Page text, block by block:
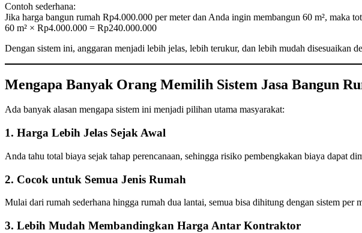
Contoh sederhana:
Jika harga bangun rumah Rp4.000.000 per meter dan Anda ingin membangun 60 m², maka
60 m² × Rp4.000.000 = Rp240.000.000
Dengan sistem ini, anggaran menjadi lebih jelas, lebih terukur, dan lebih mudah disesuaikan
Mengapa Banyak Orang Memilih Sistem Jasa Bangun
Ada banyak alasan mengapa sistem ini menjadi pilihan utama masyarakat:
1. Harga Lebih Jelas Sejak Awal
Anda tahu total biaya sejak tahap perencanaan, sehingga risiko pembengkakan biaya dapat
2. Cocok untuk Semua Jenis Rumah
Mulai dari rumah sederhana hingga rumah dua lantai, semua bisa dihitung dengan sistem per
3. Lebih Mudah Membandingkan Harga Antar Kontraktor